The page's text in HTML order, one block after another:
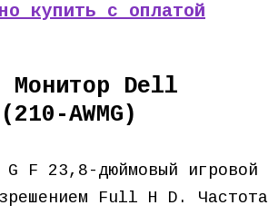
купить с оплатой
Монитор Dell
AWMG)
F 23,8-дюймовый игровой
Full H D. Частота